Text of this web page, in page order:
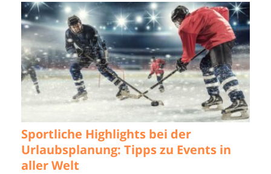
Sportliche Highlights bei der
Urlaubsplanung: Tipps zu Events in
aller Welt